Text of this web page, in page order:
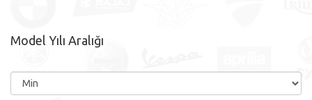
Model Yılı Aralığı